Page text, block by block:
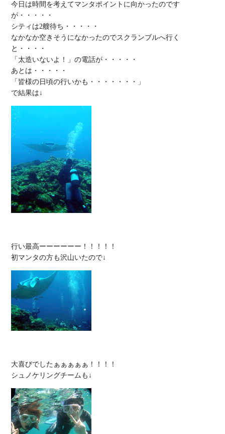
今日は時間を考えてマンタポイントに向かったのです
が・・・・・
シティは2艘待ち・・・・・
なかなか空きそうになかったのでスクランブルへ行く
と・・・・
「太造いないよ！」の電話が・・・・・
あとは・・・・・
「皆様の日頃の行いかも・・・・・・・」
行い最高ーーーーーー！！！！！
大喜びでしたぁぁぁぁぁ！！！！